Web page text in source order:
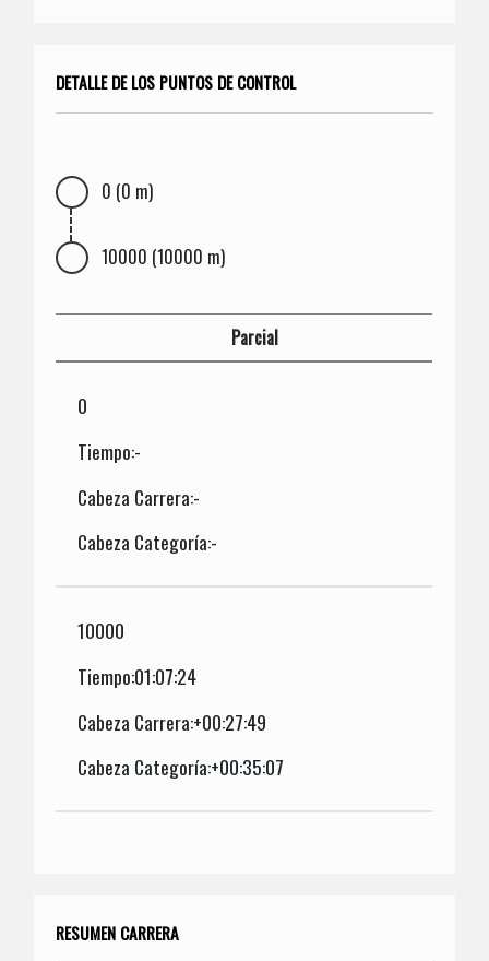
DETALLE DE LOS PUNTOS DE CONTROL
0 (0 m)
10000 (10000 m)
Parcial
0
Tiempo:-
Cabeza Carrera:-
Cabeza Categoría:-
10000
Tiempo:01:07:24
Cabeza Carrera:+00:27:49
Cabeza Categoría:+00:35:07
RESUMEN CARRERA